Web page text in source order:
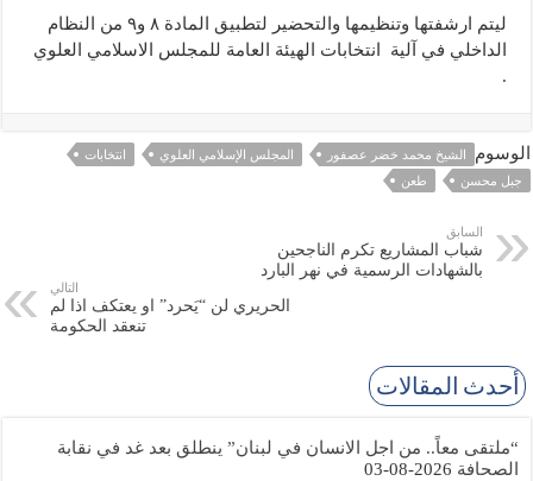
ليتم ارشفتها وتنظيمها والتحضير لتطبيق المادة ٨ و٩ من النظام
الداخلي في آلية انتخابات الهيئة العامة للمجلس الاسلامي العلوي
.
الوسوم الشيخ محمد خضر عصفور المجلس الإسلامي العلوي
انتخابات
جبل محسن
طعن
السابق
شباب المشاريع تكرم الناجحين
بالشهادات الرسمية في نهر البارد
التالي
الحريري لن “يَحرد” او يعتكف اذا لم
تنعقد الحكومة
أحدث المقالات
“ملتقى معاً.. من اجل الانسان في لبنان” ينطلق بعد غد في نقابة
الصحافة 2026-08-03